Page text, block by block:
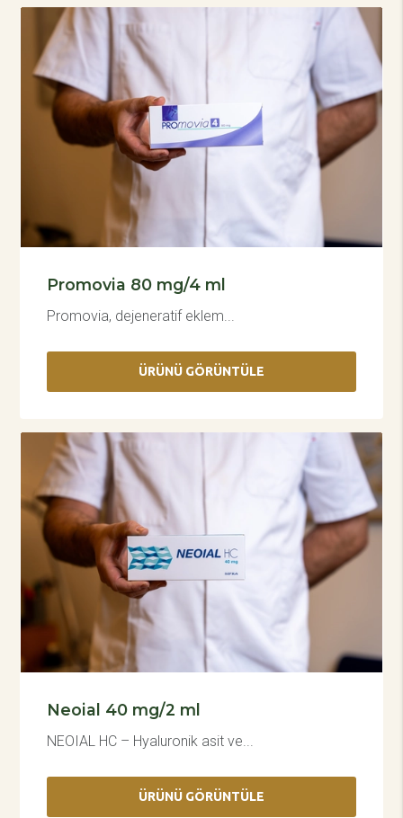
Promovia 80 mg/4 ml
Promovia, dejeneratif eklem...
ÜRÜNÜ GÖRÜNTÜLE
Neoial 40 mg/2 ml
NEOIAL HC – Hyaluronik asit ve...
ÜRÜNÜ GÖRÜNTÜLE